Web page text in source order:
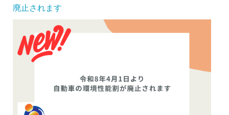
廃止されます